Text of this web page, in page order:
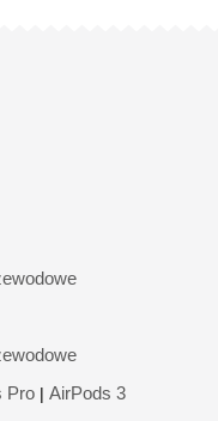
Pro | AirPods 3